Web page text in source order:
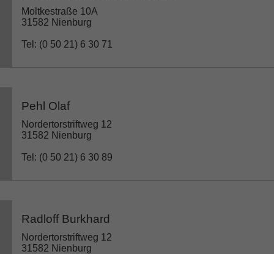
Moltkestraße 10A
31582 Nienburg
Tel: (0 50 21) 6 30 71
Pehl Olaf
Nordertorstriftweg 12
31582 Nienburg
Tel: (0 50 21) 6 30 89
Radloff Burkhard
Nordertorstriftweg 12
31582 Nienburg